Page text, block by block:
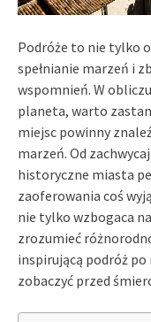
Podróże to nie tylko
spełnianie marzeń i
wspomnień. W
planeta, warto
miejsc powinny
marzeń. Od
historyczne miasta
zaoferowania coś
nie tylko wzbogaca
zrozumieć
inspirującą podróż
zobaczyć przed